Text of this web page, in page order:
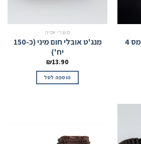
מוצרי אפיה
מנג'ט אובלי חום מיני (כ-150
יח')
₪13.90
הוספה לסל